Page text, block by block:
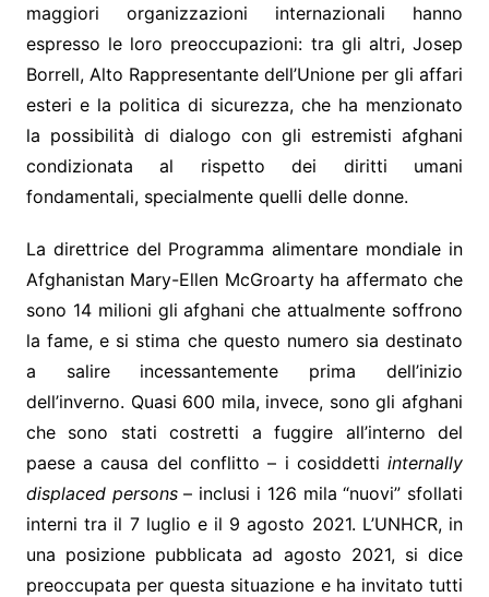
maggiori organizzazioni internazionali hanno
espresso le loro preoccupazioni: tra gli altri, Josep
Borrell, Alto Rappresentante dell’Unione per gli affari
esteri e la politica di sicurezza, che ha menzionato
la possibilità di dialogo con gli estremisti afghani
condizionata al rispetto dei diritti umani
fondamentali, specialmente quelli delle donne.
La direttrice del Programma alimentare mondiale in
Afghanistan Mary-Ellen McGroarty ha affermato che
sono 14 milioni gli afghani che attualmente soffrono
la fame, e si stima che questo numero sia destinato
a salire incessantemente prima dell’inizio
dell’inverno. Quasi 600 mila, invece, sono gli afghani
che sono stati costretti a fuggire all’interno del
paese a causa del conflitto – i cosiddettiinternally
displaced persons– inclusi i 126 mila “nuovi” sfollati
interni tra il 7 luglio e il 9 agosto 2021. L’UNHCR, in
una posizione pubblicata ad agosto 2021, si dice
preoccupata per questa situazione e ha invitato tutti